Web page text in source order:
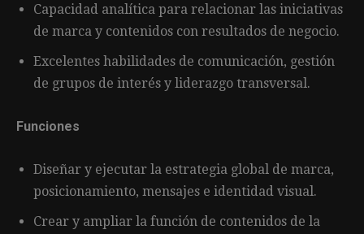
Capacidad analítica para relacionar las iniciativas
de marca y contenidos con resultados de negocio.
Excelentes habilidades de comunicación, gestión
de grupos de interés y liderazgo transversal.
Funciones
Diseñar y ejecutar la estrategia global de marca,
posicionamiento, mensajes e identidad visual.
Crear y ampliar la función de contenidos de la